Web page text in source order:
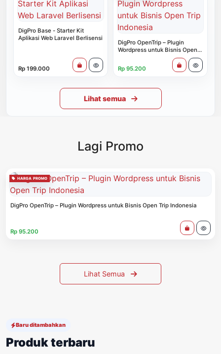
DigPro Base - Starter Kit
Aplikasi Web Laravel Berlisensi
Rp 199.000
DigPro OpenTrip – Plugin
Wordpress untuk Bisnis Open
Rp 95.200
Lihat semua
Lagi Promo
HARGA PROMO
DigPro OpenTrip – Plugin Wordpress untuk Bisnis Open Trip Indonesia
Rp 95.200
Lihat Semua
Baru ditambahkan
Produk terbaru